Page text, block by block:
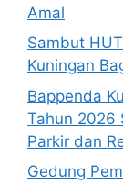
Amal
Sambut
Kuningan
Bappenda
Tahun 2026
Parkir dan
Gedung